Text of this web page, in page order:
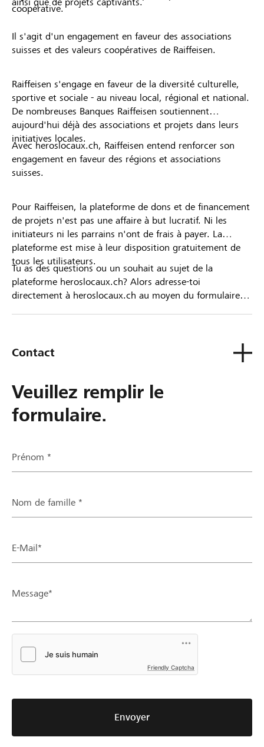
coopérative.
Il s'agit d'un engagement en faveur des associations
suisses et des valeurs coopératives de Raiffeisen.
Raiffeisen s'engage en faveur de la diversité culturelle,
sportive et sociale - au niveau local, régional et national.
De nombreuses Banques Raiffeisen soutiennent
aujourd'hui déjà des associations et projets dans leurs
initiatives locales.
Avec heroslocaux.ch, Raiffeisen entend renforcer son
engagement en faveur des régions et associations
suisses.
Pour Raiffeisen, la plateforme de dons et de financement
de projets n'est pas une affaire à but lucratif. Ni les
initiateurs ni les parrains n'ont de frais à payer. La
plateforme est mise à leur disposition gratuitement de
tous les utilisateurs.
Tu as des questions ou un souhait au sujet de la
plateforme heroslocaux.ch? Alors adresse-toi
directement à heroslocaux.ch au moyen du formulaire
Contact
Veuillez remplir le
formulaire.
Prénom *
Nom de famille *
E-Mail*
Message*
Friendly Captcha
Envoyer